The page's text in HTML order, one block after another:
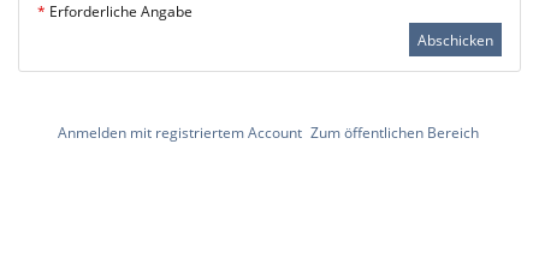
* Erforderliche Angabe
Abschicken
Anmelden mit registriertem Account Zum öffentlichen Bereich